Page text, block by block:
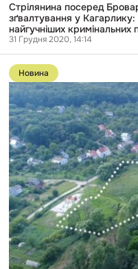
Стрілянина посеред
зґвалтування у Кагарлику:
найгучніших кримінальних
31 Грудня 2020, 14:14
Перейти
до
публікації
Землю
під
Львовом,
виділену
учасникам
АТО,
виставили
на
продаж
за
$540
тис
Новина